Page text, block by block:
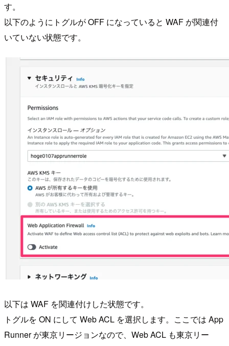
す。
以下のようにトグルが OFF になっていると WAF が関連付
いていない状態です。
以下は WAF を関連付けした状態です。
トグルを ON にして Web ACL を選択します。ここでは App
Runner が東京リージョンなので、Web ACL も東京リー